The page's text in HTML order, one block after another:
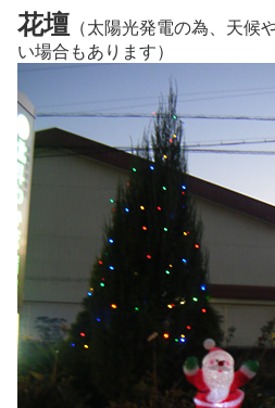
花壇 （太陽光発電の為、天候
い場合もあります）